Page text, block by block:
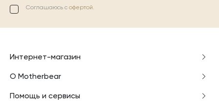
Соглашаюсь с офертой.
Интернет-магазин
О Motherbear
Помощь и сервисы